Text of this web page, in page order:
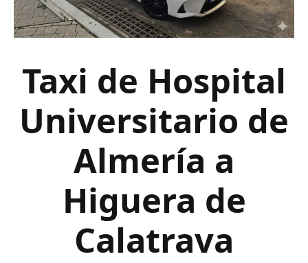
Taxi de Hospital
Universitario de
Almería a
Higuera de
Calatrava